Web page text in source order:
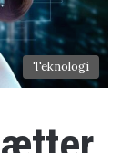
Teknologi